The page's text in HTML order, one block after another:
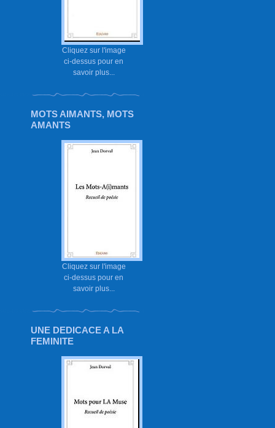
Cliquez sur l'image
ci-dessus pour en
savoir plus...
MOTS AIMANTS, MOTS
AMANTS
Cliquez sur l'image
ci-dessus pour en
savoir plus...
UNE DEDICACE A LA
FEMINITE